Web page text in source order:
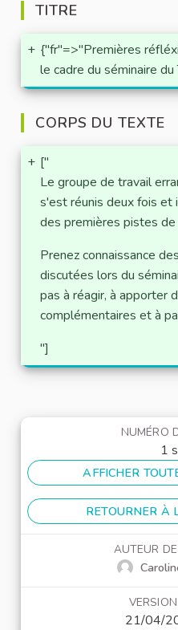
TITRE
+ {"fr"=>"Premières
le cadre du séminaire
CORPS DU TEXTE
+ ["
Le groupe de travail
s'est réunis deux fois et
des premières pistes
Prenez connaissance
discutées lors du
pas à réagir, à apporter
complémentaires et à
"]
NUMÉRO
1
AFFICHER
RETOURNER À
AUTEUR
21/04/